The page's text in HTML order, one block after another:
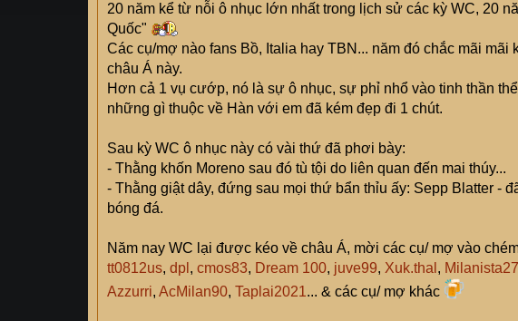
20 năm kể từ nỗi ô nhục lớn nhất trong lịch sử các kỳ WC, 20
Quốc"
Các cụ/mợ nào fans Bồ, Italia hay TBN... năm đó chắc mãi
châu Á này.
Hơn cả 1 vụ cướp, nó là sự ô nhục, sự phỉ nhổ vào tinh thần
những gì thuộc về Hàn với em đã kém đẹp đi 1 chút.
Sau kỳ WC ô nhục này có vài thứ đã phơi bày:
- Thằng khốn Moreno sau đó tù tội do liên quan đến mai thúy...
- Thằng giật dây, đứng sau mọi thứ bẩn thỉu ấy: Sepp Blatter -
bóng đá.
Năm nay WC lại được kéo về châu Á, mời các cụ/ mợ vào
tt0812us, dpl , cmos83, Dream 100, juve99, Xuk.thal ,
Azzurri, AcMilan90, Taplai2021... & các cụ/ mợ khác